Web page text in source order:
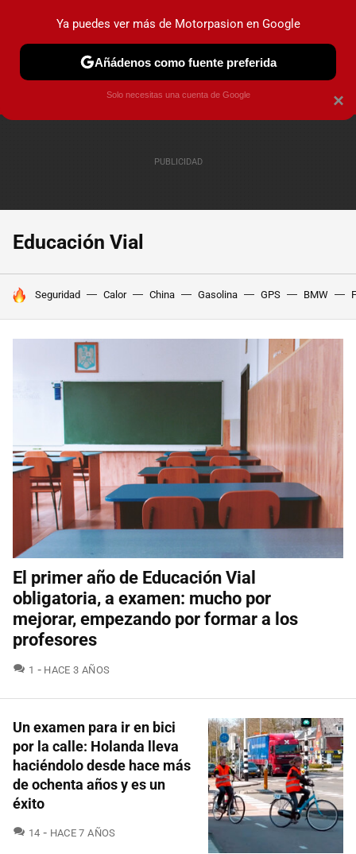
PRUEBAS COCHES ELÉCTRICOS OBSERVATORIO
Educación Vial
HOY SE HABLA DE
Seguridad Calor China Gasolina GPS BMW
El primer año de Educación Vial
obligatoria, a examen: mucho por
mejorar, empezando por formar a los
profesores
1 COMENTARIOS
HACE 3 AÑOS
Un examen para ir en bici
por la calle: Holanda lleva
haciéndolo desde hace más
de ochenta años y es un
éxito
14 COMENTARIOS
HACE 7 AÑOS
×
Ya puedes ver más de Motorpasion en Google
Añádenos como fuente preferida
Solo necesitas una cuenta de Google